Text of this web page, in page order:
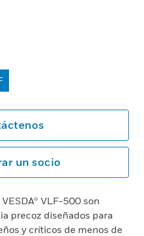
un socio
VLF-500 son
precoz diseñados para
y críticos de menos de